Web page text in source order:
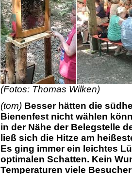
(Fotos: Thomas Wilken)
(tom) Besser hätten die
Bienenfest nicht wählen
in der Nähe der Belegstelle
ließ sich die Hitze am
Es ging immer ein leichtes
optimalen Schatten. Kein
Temperaturen viele